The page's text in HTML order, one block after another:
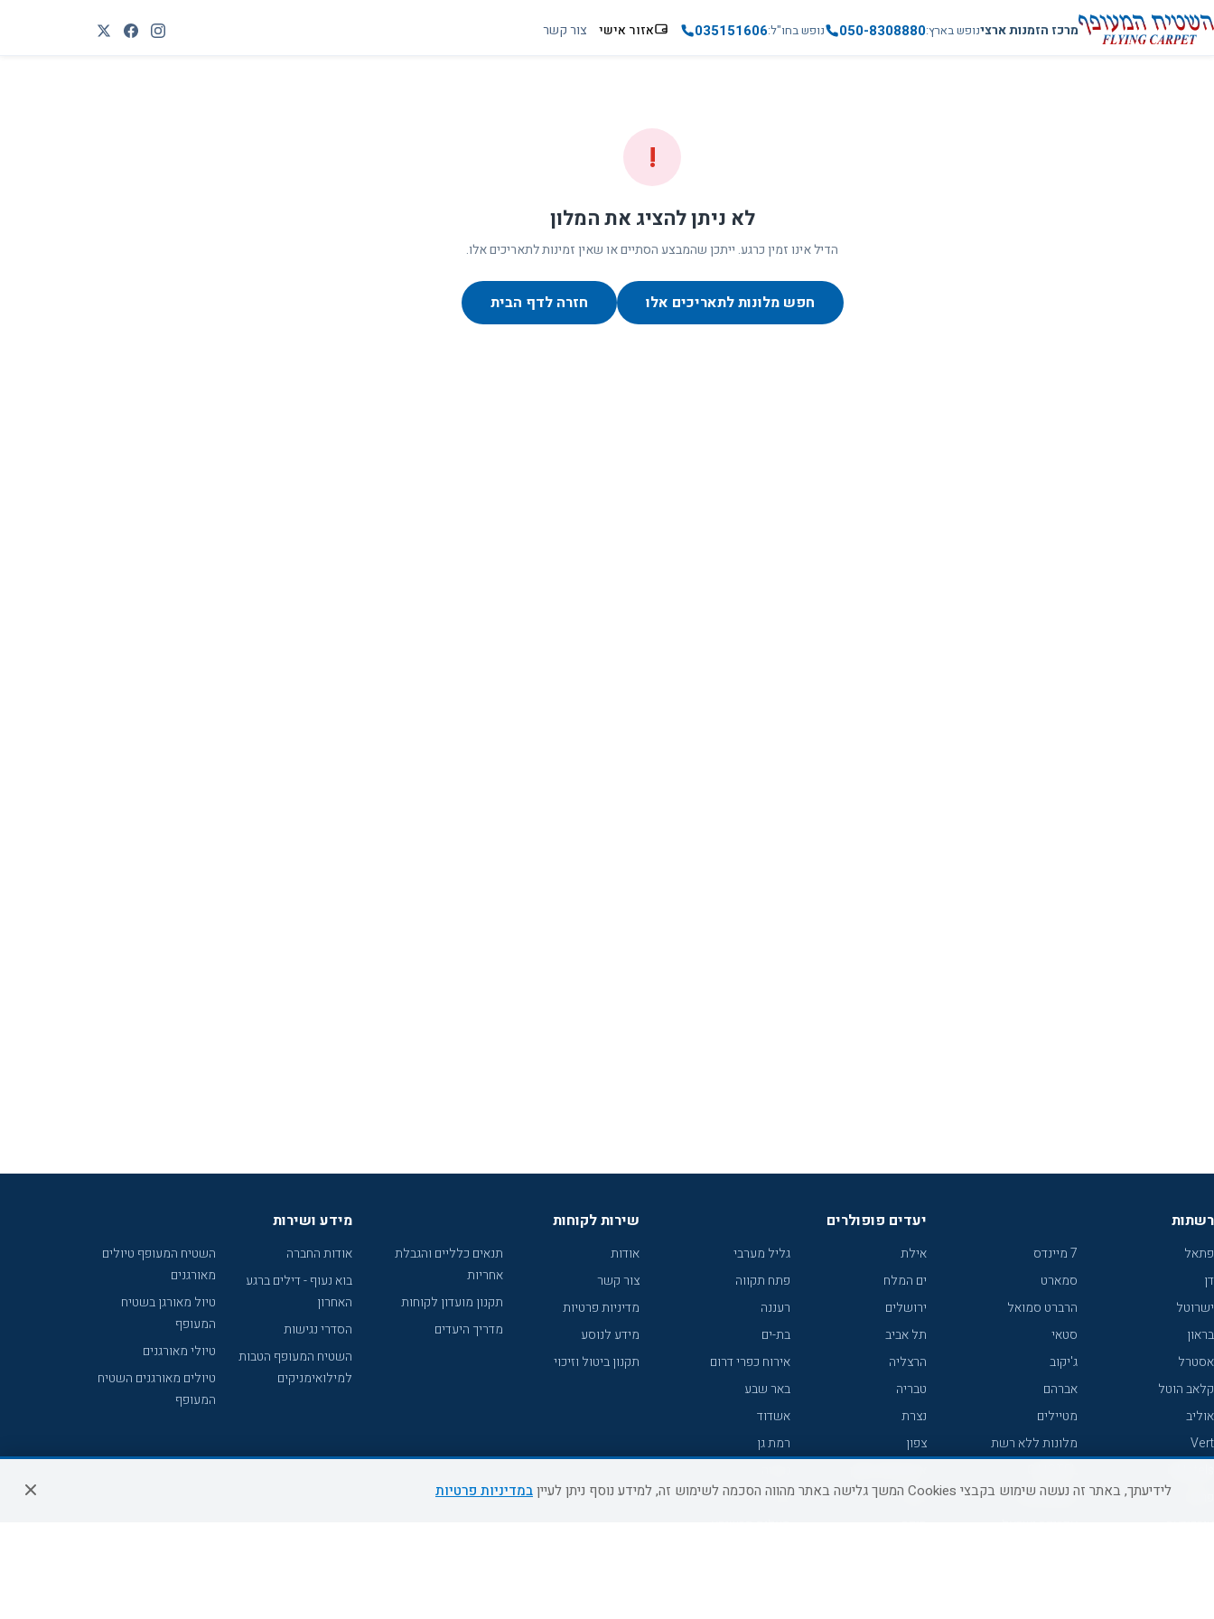
מרכז הזמנות ארצינופש בארץ050-8308880 נופש בחו"ל035151606 אזור אישי צור קשר
!
לא ניתן להציג את המלון
הדיל אינו זמין כרגע. ייתכן שהמבצע הסתיים או שאין זמינות לתאריכים אלו.
חפש מלונות לתאריכים אלו חזרה לדף הבית
רשתות
פתאל
דן
ישרוטל
בראון
אסטרל
קלאב הוטל
אוליב
Vert
7 מיינדס
סמארט
הרברט סמואל
סטאי
ג'יקוב
אברהם
מטיילים
מלונות ללא רשת
קראון פלאזה
יעדים פופולרים
אילת
ים המלח
ירושלים
תל אביב
הרצליה
טבריה
נצרת
צפון
נתניה
גליל מערבי
פתח תקווה
רעננה
בת-ים
אירוח כפרי דרום
באר שבע
אשדוד
רמת גן
עכו
שירות לקוחות
אודות
צור קשר
מדיניות פרטיות
מידע לנוסע
תקנון ביטול וזיכוי
תנאים כלליים והגבלת
אחריות
תקנון מועדון לקוחות
מדריך היעדים
מידע ושירות
אודות החברה
בוא נעוף - דילים ברגע
האחרון
הסדרי נגישות
השטיח המעופף הטבות
למילואימניקים
השטיח המעופף טיולים
מאורגנים
טיול מאורגן בשטיח
המעופף
טיולי מאורגנים
טיולים מאורגנים השטיח
המעופף
לידיעתך, באתר זה נעשה שימוש בקבצי Cookies המשך גלישה באתר מהווה הסכמה לשימוש זה, למידע נוסף ניתן לעיין במדיניות פרטיות